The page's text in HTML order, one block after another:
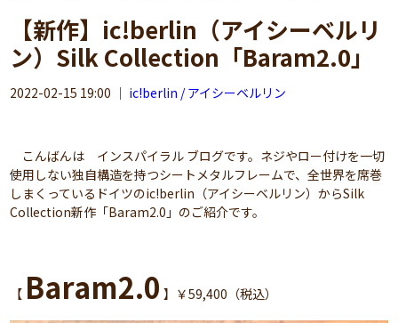
【新作】ic!berlin（アイシーベルリ
ン）Silk Collection「Baram2.0」
2022-02-15 19:00 ｜ ic!berlin / アイシーベルリン
こんばんは インスパイラル ブログです。ネジやロー付けを一切
使用しない独自構造を持つシートメタルフレームで、全世界を席巻
しまくっているドイツのic!berlin（アイシーベルリン）からSilk
Collection新作「Baram2.0」のご紹介です。
【 Baram2.0 】￥59,400（税込）